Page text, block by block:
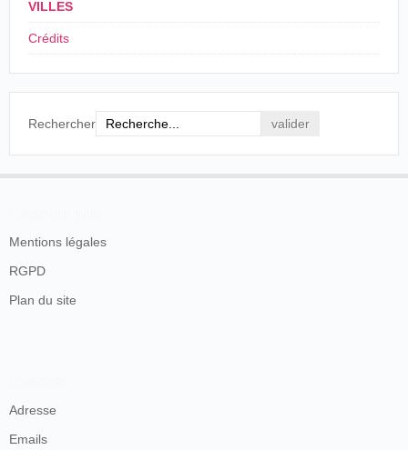
Le cinématographe est installé dans la salle des
VILLES
Crédits
Rechercher
Mentions légales
RGPD
Plan du site
Adresse
Emails